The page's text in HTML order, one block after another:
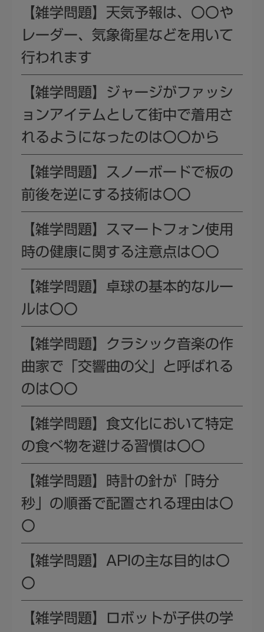
【雑学問題】天気予報は、〇〇や
レーダー、気象衛星などを用いて
行われます
【雑学問題】ジャージがファッシ
ョンアイテムとして街中で着用さ
れるようになったのは〇〇から
【雑学問題】スノーボードで板の
前後を逆にする技術は〇〇
【雑学問題】スマートフォン使用
時の健康に関する注意点は〇〇
【雑学問題】卓球の基本的なルー
ルは〇〇
【雑学問題】クラシック音楽の作
曲家で「交響曲の父」と呼ばれる
のは〇〇
【雑学問題】食文化において特定
の食べ物を避ける習慣は〇〇
【雑学問題】時計の針が「時分
秒」の順番で配置される理由は〇
〇
【雑学問題】APIの主な目的は〇
〇
【雑学問題】ロボットが子供の学